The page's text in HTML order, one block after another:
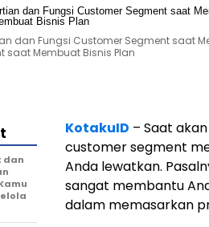
dan Fungsi Customer Segment saat
saat Membuat Bisnis Plan
KotakuID – Saat
customer segment
Anda lewatkan.
sangat membantu
dalam memasarkan
dan